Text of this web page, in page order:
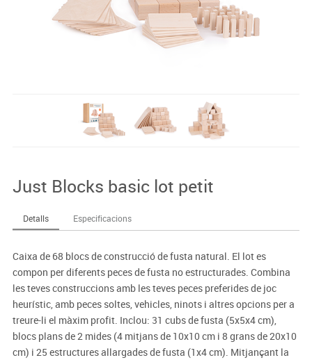
Just Blocks basic lot petit
Detalls Especificacions
Caixa de 68 blocs de construcció de fusta natural. El lot es
compon per diferents peces de fusta no estructurades. Combina
les teves construccions amb les teves peces preferides de joc
heurístic, amb peces soltes, vehicles, ninots i altres opcions per a
treure-li el màxim profit. Inclou: 31 cubs de fusta (5x5x4 cm),
blocs plans de 2 mides (4 mitjans de 10x10 cm i 8 grans de 20x10
cm) i 25 estructures allargades de fusta (1x4 cm). Mitjançant la